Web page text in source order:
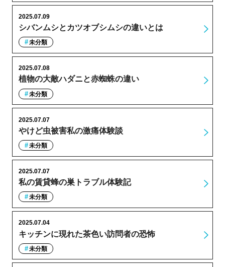
シバンムシとカツオブシムシの違いとは
2025.07.09
未分類
植物の大敵ハダニと赤蜘蛛の違い
2025.07.08
未分類
やけど虫被害私の激痛体験談
2025.07.07
未分類
私の賃貸蜂の巣トラブル体験記
2025.07.07
未分類
キッチンに現れた茶色い訪問者の恐怖
2025.07.04
未分類